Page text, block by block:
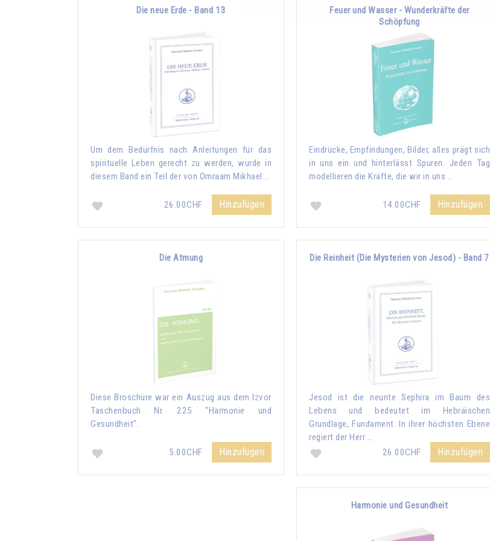
Die neue Erde - Band 13
Um dem Bedürfnis nach Anleitungen für das
spirituelle Leben gerecht zu werden, wurde in
diesem Band ein Teil der von Omraam Mikhael …
26.00CHF Hinzufügen
Feuer und Wasser - Wunderkräfte der
Schöpfung
Eindrücke, Empfindungen, Bilder, alles prägt sich
in uns ein und hinterlässt Spuren. Jeden Tag
modellieren die Kräfte, die wir in uns …
14.00CHF Hinzufügen
Die Atmung
Diese Broschüre war ein Auszug aus dem Izvor
Taschenbuch Nr. 225 "Harmonie und
Gesundheit".
5.00CHF Hinzufügen
Die Reinheit (Die Mysterien von Jesod) - Band 7
Jesod ist die neunte Sephira im Baum des
Lebens und bedeutet im Hebräischen
Grundlage, Fundament. In ihrer höchsten Ebene
regiert der Herr …
26.00CHF
Hinzufügen
Harmonie und Gesundheit